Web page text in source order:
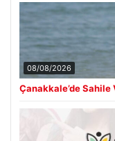
08/08/2026
Çanakkale’de Sahile